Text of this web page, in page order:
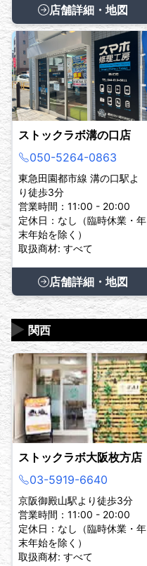
店舗詳細・地図
ストックラボ溝の口店
050-5264-0863
東急田園都市線 溝の口駅よ
り徒歩3分
営業時間：11:00 - 20:00
定休日：なし（臨時休業・年
末年始を除く）
取扱商材: すべて
店舗詳細・地図
関西
▶
ストックラボ大阪枚方店
03-5919-6640
京阪御殿山駅より徒歩3分
営業時間：11:00 - 20:00
定休日：なし（臨時休業・年
末年始を除く）
取扱商材: すべて